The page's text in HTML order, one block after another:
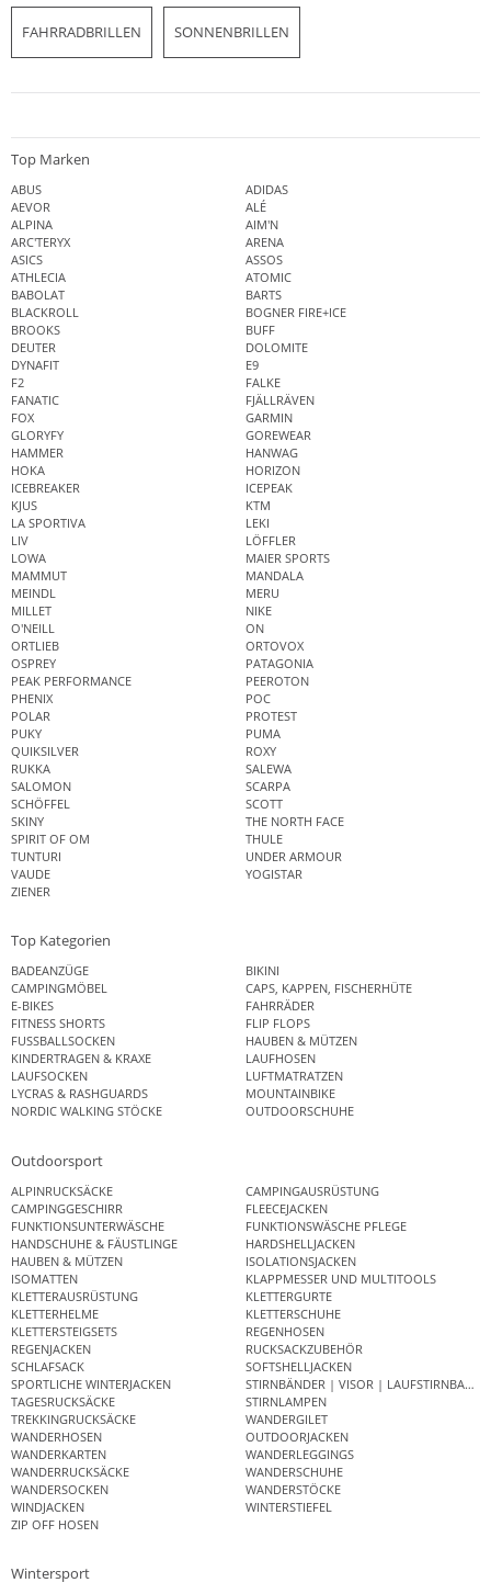
FAHRRADBRILLEN SONNENBRILLEN
Top Marken
ABUS
ADIDAS
AEVOR
ALÉ
ALPINA
AIM'N
ARC'TERYX
ARENA
ASICS
ASSOS
ATHLECIA
ATOMIC
BABOLAT
BARTS
BLACKROLL
BOGNER FIRE+ICE
BROOKS
BUFF
DEUTER
DOLOMITE
DYNAFIT
E9
F2
FALKE
FANATIC
FJÄLLRÄVEN
FOX
GARMIN
GLORYFY
GOREWEAR
HAMMER
HANWAG
HOKA
HORIZON
ICEBREAKER
ICEPEAK
KJUS
KTM
LA SPORTIVA
LEKI
LIV
LÖFFLER
LOWA
MAIER SPORTS
MAMMUT
MANDALA
MEINDL
MERU
MILLET
NIKE
O'NEILL
ON
ORTLIEB
ORTOVOX
OSPREY
PATAGONIA
PEAK PERFORMANCE
PEEROTON
PHENIX
POC
POLAR
PROTEST
PUKY
PUMA
QUIKSILVER
ROXY
RUKKA
SALEWA
SALOMON
SCARPA
SCHÖFFEL
SCOTT
SKINY
THE NORTH FACE
SPIRIT OF OM
THULE
TUNTURI
UNDER ARMOUR
VAUDE
YOGISTAR
ZIENER
Top Kategorien
BADEANZÜGE
BIKINI
CAMPINGMÖBEL
CAPS, KAPPEN, FISCHERHÜTE
E-BIKES
FAHRRÄDER
FITNESS SHORTS
FLIP FLOPS
FUSSBALLSOCKEN
HAUBEN & MÜTZEN
KINDERTRAGEN & KRAXE
LAUFHOSEN
LAUFSOCKEN
LUFTMATRATZEN
LYCRAS & RASHGUARDS
MOUNTAINBIKE
NORDIC WALKING STÖCKE
OUTDOORSCHUHE
Outdoorsport
ALPINRUCKSÄCKE
CAMPINGAUSRÜSTUNG
CAMPINGGESCHIRR
FLEECEJACKEN
FUNKTIONSUNTERWÄSCHE
FUNKTIONSWÄSCHE PFLEGE
HANDSCHUHE & FÄUSTLINGE
HARDSHELLJACKEN
HAUBEN & MÜTZEN
ISOLATIONSJACKEN
ISOMATTEN
KLAPPMESSER UND MULTITOOLS
KLETTERAUSRÜSTUNG
KLETTERGURTE
KLETTERHELME
KLETTERSCHUHE
KLETTERSTEIGSETS
REGENHOSEN
REGENJACKEN
RUCKSACKZUBEHÖR
SCHLAFSACK
SOFTSHELLJACKEN
SPORTLICHE WINTERJACKEN
STIRNBÄNDER | VISOR | LAUFSTIRNBAND
TAGESRUCKSÄCKE
STIRNLAMPEN
TREKKINGRUCKSÄCKE
WANDERGILET
WANDERHOSEN
OUTDOORJACKEN
WANDERKARTEN
WANDERLEGGINGS
WANDERRUCKSÄCKE
WANDERSCHUHE
WANDERSOCKEN
WANDERSTÖCKE
WINDJACKEN
WINTERSTIEFEL
ZIP OFF HOSEN
Wintersport